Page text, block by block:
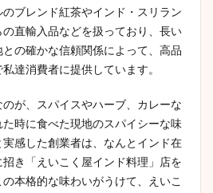
ブレンド紅茶やインド・スリラン
直輸入品などを扱っており、長い
の確かな信頼関係によって、高品
達消費者に提供しています。
が、スパイスやハーブ、カレーな
時に食べた現地のスパイシーな味
感した創業者は、なんとインド在
き「えいこく屋インド料理」店を
本格的な味わいがうけて、えいこ